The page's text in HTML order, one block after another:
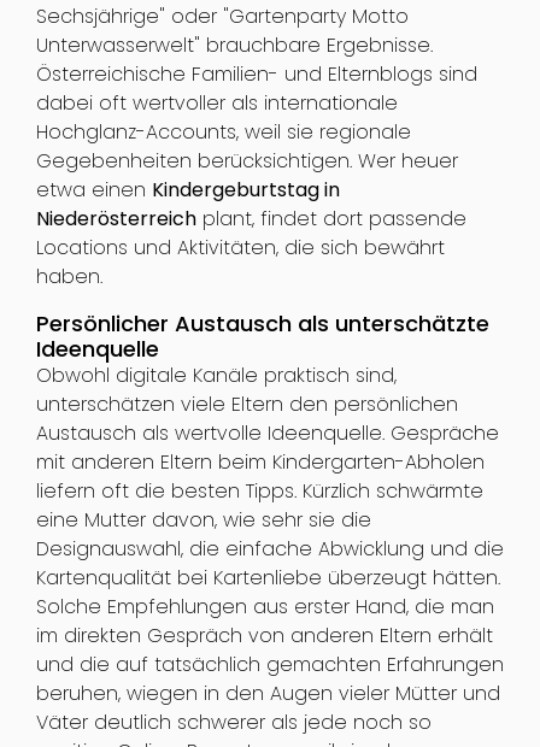
Sechsjährige" oder "Gartenparty Motto
Unterwasserwelt" brauchbare Ergebnisse.
Österreichische Familien- und Elternblogs sind
dabei oft wertvoller als internationale
Hochglanz-Accounts, weil sie regionale
Gegebenheiten berücksichtigen. Wer heuer
etwa einen Kindergeburtstag in
Niederösterreichplant, findet dort passende
Locations und Aktivitäten, die sich bewährt
haben.
Persönlicher Austausch als unterschätzte
Ideenquelle
Obwohl digitale Kanäle praktisch sind,
unterschätzen viele Eltern den persönlichen
Austausch als wertvolle Ideenquelle. Gespräche
mit anderen Eltern beim Kindergarten-Abholen
liefern oft die besten Tipps. Kürzlich schwärmte
eine Mutter davon, wie sehr sie die
Designauswahl, die einfache Abwicklung und die
Kartenqualität bei Kartenliebe überzeugt hätten.
Solche Empfehlungen aus erster Hand, die man
im direkten Gespräch von anderen Eltern erhält
und die auf tatsächlich gemachten Erfahrungen
beruhen, wiegen in den Augen vieler Mütter und
Väter deutlich schwerer als jede noch so